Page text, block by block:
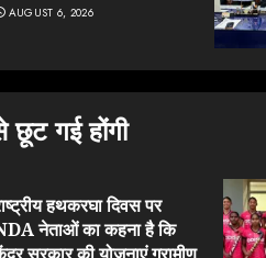
AUGUST 6, 2026
गई होंगी
हथकरघा दिवस पर
नेताओं का कहना है कि